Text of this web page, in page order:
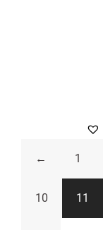
← 1
10 11